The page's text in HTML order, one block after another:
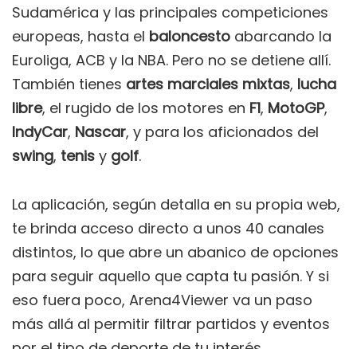
Sudamérica y las principales competiciones
europeas, hasta el baloncesto abarcando la
Euroliga, ACB y la NBA. Pero no se detiene allí.
También tienes artes marciales mixtas, lucha
libre, el rugido de los motores en F1, MotoGP,
IndyCar, Nascar, y para los aficionados del
swing, tenis y golf.
La aplicación, según detalla en su propia web,
te brinda acceso directo a unos 40 canales
distintos, lo que abre un abanico de opciones
para seguir aquello que capta tu pasión. Y si
eso fuera poco, Arena4Viewer va un paso
más allá al permitir filtrar partidos y eventos